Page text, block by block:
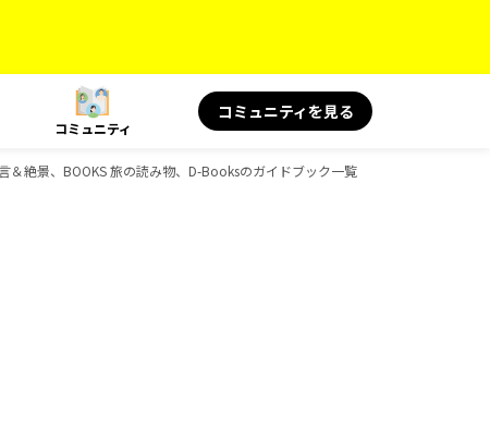
コミュニティ
コミュニティを見る
＆絶景、BOOKS 旅の読み物、D-Booksのガイドブック一覧